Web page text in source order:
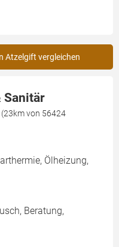
Atzelgift vergleichen
Sanitär
von 56424
Ölheizung,
Beratung,